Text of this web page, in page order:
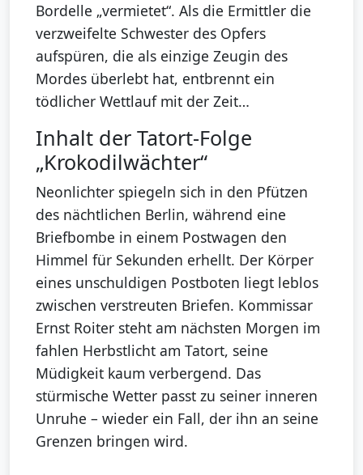
Bordelle „vermietet“. Als die Ermittler die
verzweifelte Schwester des Opfers
aufspüren, die als einzige Zeugin des
Mordes überlebt hat, entbrennt ein
tödlicher Wettlauf mit der Zeit…
Inhalt der Tatort-Folge
„Krokodilwächter“
Neonlichter spiegeln sich in den Pfützen
des nächtlichen Berlin, während eine
Briefbombe in einem Postwagen den
Himmel für Sekunden erhellt. Der Körper
eines unschuldigen Postboten liegt leblos
zwischen verstreuten Briefen. Kommissar
Ernst Roiter steht am nächsten Morgen im
fahlen Herbstlicht am Tatort, seine
Müdigkeit kaum verbergend. Das
stürmische Wetter passt zu seiner inneren
Unruhe – wieder ein Fall, der ihn an seine
Grenzen bringen wird.